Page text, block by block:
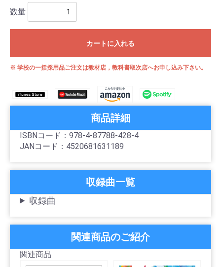
数量
カートに入れる
※ 学校の一括採用品ご注文は教材店，教科書取次店へお申し込み下さい。
商品詳細
ISBNコード：978-4-87788-428-4
JANコード：4520681631189
収録曲一覧
収録曲
関連商品のご紹介
関連商品